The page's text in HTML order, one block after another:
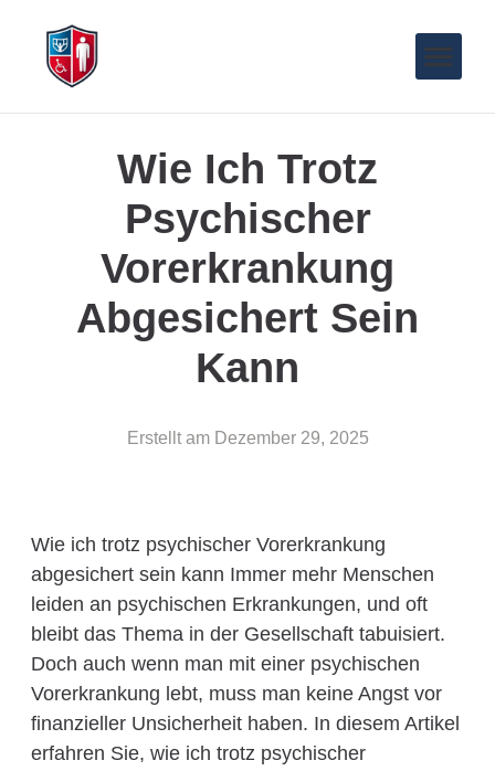
Wie Ich Trotz
Psychischer
Vorerkrankung
Abgesichert Sein
Kann
Erstellt am Dezember 29, 2025
Wie ich trotz psychischer Vorerkrankung
abgesichert sein kann Immer mehr Menschen
leiden an psychischen Erkrankungen, und oft
bleibt das Thema in der Gesellschaft tabuisiert.
Doch auch wenn man mit einer psychischen
Vorerkrankung lebt, muss man keine Angst vor
finanzieller Unsicherheit haben. In diesem Artikel
erfahren Sie, wie ich trotz psychischer